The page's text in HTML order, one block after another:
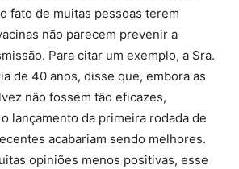
fato de muitas pessoas terem
não parecem prevenir a
Para citar um exemplo, a Sra.
de 40 anos, disse que, embora as
não fossem tão eficazes,
lançamento da primeira rodada de
acabariam sendo melhores.
opiniões menos positivas, esse